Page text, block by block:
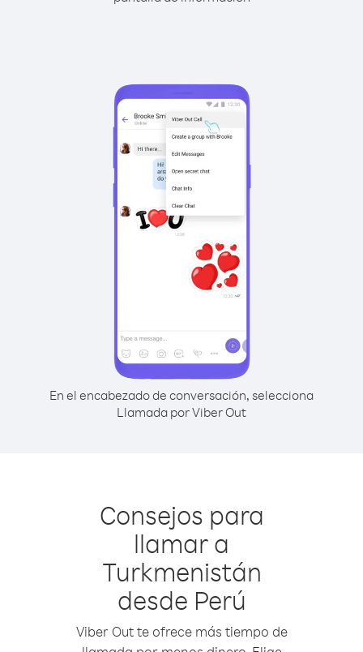
En el encabezado de conversación, selecciona
Llamada por Viber Out
Consejos para
llamar a
Turkmenistán
desde Perú
Viber Out te ofrece más tiempo de